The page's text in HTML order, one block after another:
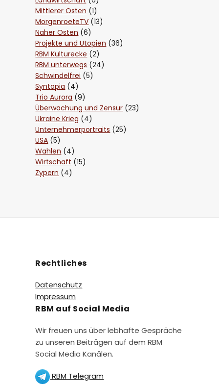
Mittlerer Osten (1)
MorgenroeteTV (13)
Naher Osten (6)
Projekte und Utopien (36)
RBM Kulturecke (2)
RBM unterwegs (24)
Schwindelfrei (5)
Syntopia (4)
Trio Aurora (9)
Überwachung und Zensur (23)
Ukraine Krieg (4)
Unternehmerportraits (25)
USA (5)
Wahlen (4)
Wirtschaft (15)
Zypern (4)
Rechtliches
Datenschutz
Impressum
RBM auf Social Media
Wir freuen uns über lebhafte Gespräche
zu unseren Beiträgen auf dem RBM
Social Media Kanälen.
RBM Telegram